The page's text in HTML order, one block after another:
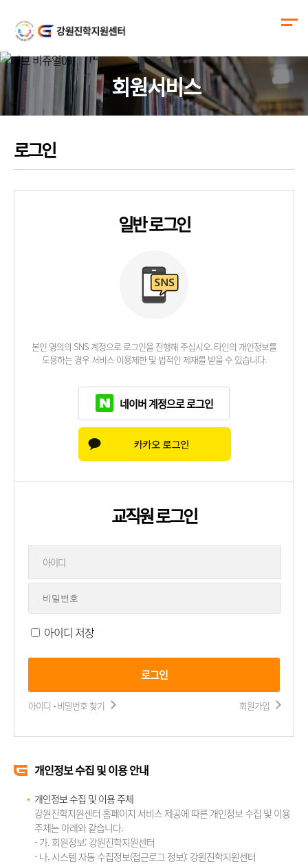
회원서비스
로그인
일반 로그인
본인 명의의 SNS 계정으로 로그인을 진행해 주십시오. 타인의 개인정보를
도용하는 경우 서비스 이용제한 및 법적인 제재를 받을 수 있습니다.
네이버 계정으로 로그인
교직원 로그인
아이디 저장
로그인
아이디 비밀번호 찾기 회원가입
개인정보 수집 및 이용 안내
개인정보 수집 및 이용 주체
강원진학지원센터 홈페이지 서비스 제공에 따른 개인정보 수집 및 이용
주체는 아래와 같습니다.
- 가. 회원정보: 강원진학지원센터
- 나. 시스템 자동 수집정보(접근로그 정보): 강원진학지원센터